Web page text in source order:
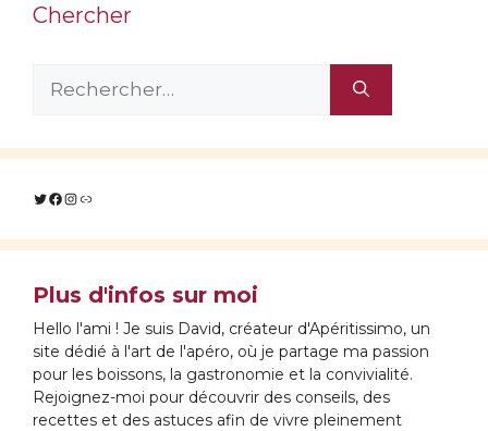
Chercher
Twitter
Facebook
Instagram
Lien
Plus d'infos sur moi
Hello l'ami ! Je suis David, créateur d'Apéritissimo, un
site dédié à l'art de l'apéro, où je partage ma passion
pour les boissons, la gastronomie et la convivialité.
Rejoignez-moi pour découvrir des conseils, des
recettes et des astuces afin de vivre pleinement